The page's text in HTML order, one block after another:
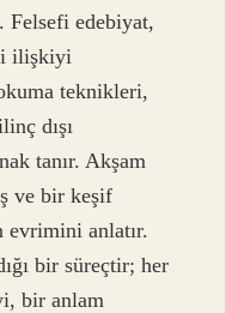
Felsefi edebiyat,
ilişkiyi
teknikleri,
dışı
tanır. Akşam
ve bir keşif
evrimini anlatır.
bir süreçtir; her
bir anlam